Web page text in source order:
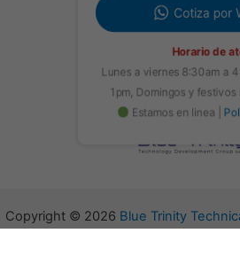
Copyright © 2026 Blue Trinity
Cotiza por
Horario de
Lunes a viernes 8:30am a
1pm, Domingos y